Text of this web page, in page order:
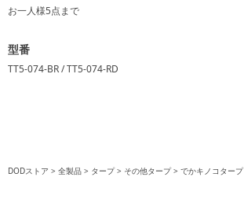
お一人様5点まで
型番
TT5-074-BR / TT5-074-RD
DODストア 全製品 タープ その他タープ でかキノコタープ